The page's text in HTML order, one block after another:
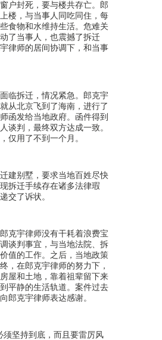
户封死，要与楼共存亡。郎
楼，与当事人同吃同住，每
食物和水维持生活。危难关
了当事人，也震撼了拆迁
律师的居间协调下，和当事
临拆迁，情况紧急。郎克宇
从北京飞到了海南，进行了
函发给当地政府。函件得到
谈判，最终双方达成一致。
仅用了不到一个月。
建别墅，要求当地百姓尽快
拆迁手续存在诸多法律瑕
交了诉状。
克宇律师没有干耗着浪费宝
谈判事宜，与当地法院、拆
值的工作。之后，当地政策
，在郎克宇律师的努力下，
屋和土地，靠着祖辈留下来
平静的生活轨道。案件过去
郎克宇律师表达感谢。
须坚持到底，而且要雷厉风